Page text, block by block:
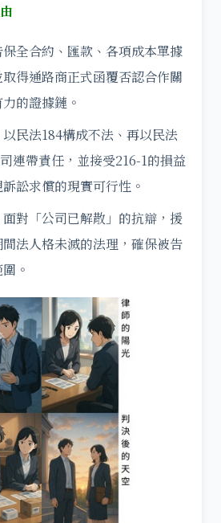
全合約、匯款、各項成本單據
得通路商正式函覆否認合作關
的證據鏈。
民法184構成不法、再以民法
連帶責任，並接受216-1的損益
訟求償的現實可行性。
對「公司已解散」的抗辯，援
法人格未滅的法理，確保被告
。